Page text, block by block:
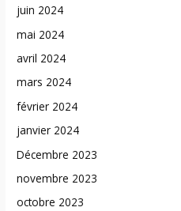
juin 2024
mai 2024
avril 2024
mars 2024
février 2024
janvier 2024
Décembre 2023
novembre 2023
octobre 2023